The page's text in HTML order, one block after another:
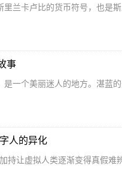
里兰卡卢比的货币符号，也是
事
是一个美丽迷人的地方。湛蓝
人的异化
持让虚拟人类逐渐变得真假难